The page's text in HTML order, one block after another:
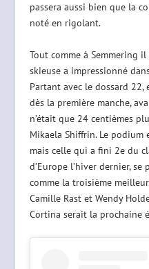
passera aussi bien que la
noté en rigolant.
Tout comme à Semmering
skieuse a impressionné
Partant avec le dossard 22,
dès la première manche,
n’était que 24 centièmes
Mikaela Shiffrin. Le
mais celle qui a fini 2e du
d’Europe l’hiver dernier,
comme la troisième
Camille Rast et Wendy
Cortina serait la prochaine